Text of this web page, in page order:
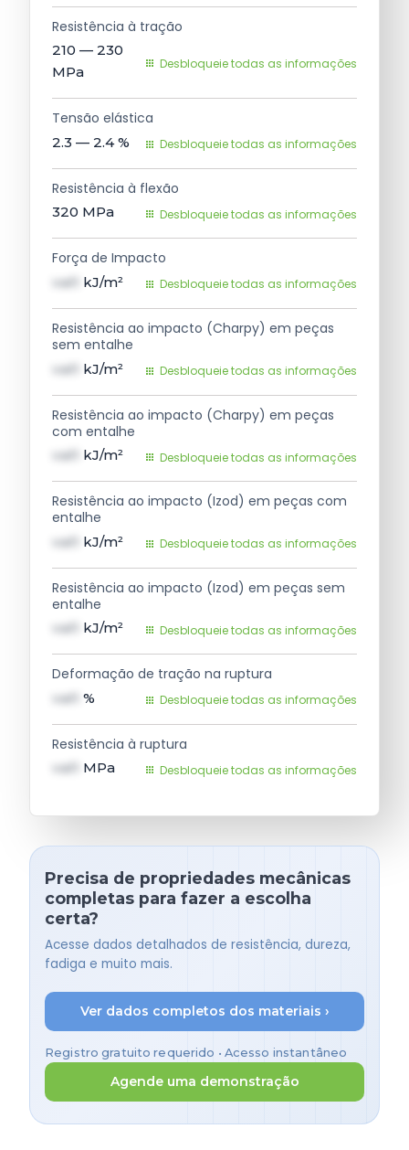
Resistência à tração
210 — 230
MPa
Desbloqueie todas as informações
Tensão elástica
2.3 — 2.4 % Desbloqueie todas as informações
Resistência à flexão
320 MPa Desbloqueie todas as informações
Força de Impacto
val1 kJ/m² Desbloqueie todas as informações
Resistência ao impacto (Charpy) em peças
sem entalhe
val1 kJ/m² Desbloqueie todas as informações
Resistência ao impacto (Charpy) em peças
com entalhe
val1 kJ/m² Desbloqueie todas as informações
Resistência ao impacto (Izod) em peças com
entalhe
val1 kJ/m² Desbloqueie todas as informações
Resistência ao impacto (Izod) em peças sem
entalhe
val1 kJ/m² Desbloqueie todas as informações
Deformação de tração na ruptura
val1 % Desbloqueie todas as informações
Resistência à ruptura
val1 MPa Desbloqueie todas as informações
Precisa de propriedades mecânicas
completas para fazer a escolha
certa?
Acesse dados detalhados de resistência, dureza,
fadiga e muito mais.
Ver dados completos dos materiais ›
Registro gratuito requerido • Acesso instantâneo
Agende uma demonstração